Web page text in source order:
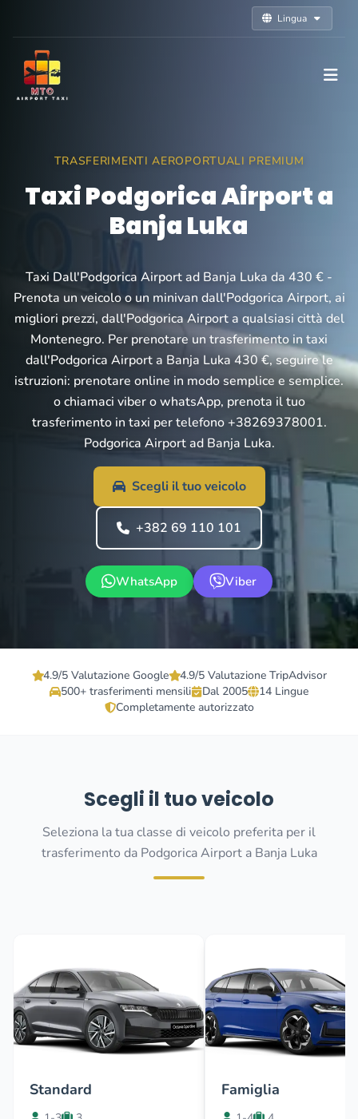
Lingua
TRASFERIMENTI AEROPORTUALI PREMIUM
Taxi Podgorica Airport a
Banja Luka
Taxi Dall'Podgorica Airport ad Banja Luka da 430 € -
Prenota un veicolo o un minivan dall'Podgorica Airport, ai
migliori prezzi, dall'Podgorica Airport a qualsiasi città del
Montenegro. Per prenotare un trasferimento in taxi
dall'Podgorica Airport a Banja Luka 430 €, seguire le
istruzioni: prenotare online in modo semplice e semplice.
o chiamaci viber o whatsApp, prenota il tuo
trasferimento in taxi per telefono +38269378001.
Podgorica Airport ad Banja Luka.
Scegli il tuo veicolo
+382 69 110 101
WhatsApp Viber
4.9/5 Valutazione Google
4.9/5 Valutazione TripAdvisor
500+ trasferimenti mensili
Dal 2005
14 Lingue
Completamente autorizzato
Scegli il tuo veicolo
Seleziona la tua classe di veicolo preferita per il
trasferimento da Podgorica Airport a Banja Luka
Standard Famiglia